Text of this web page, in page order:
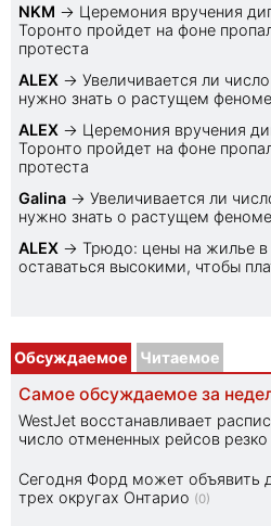
NKM → Церемония вручения
Торонто пройдет на фоне
протеста
ALEX → Увеличивается ли
нужно знать о растущем
ALEX → Церемония вручения
Торонто пройдет на фоне
протеста
Galina → Увеличивается ли
нужно знать о растущем
ALEX → Трюдо: цены на жилье
оставаться высокими, чтобы
Обсуждаемое Читаемое
Самое обсуждаемое за
WestJet восстанавливает
число отмененных рейсов резко
Сегодня Форд может объявить
трех округах Онтарио (0)